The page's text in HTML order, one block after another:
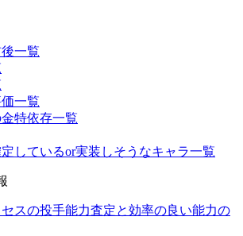
一覧
一覧
特依存一覧
しているor実装しそうなキャラ一覧
スの投手能力査定と効率の良い能力の